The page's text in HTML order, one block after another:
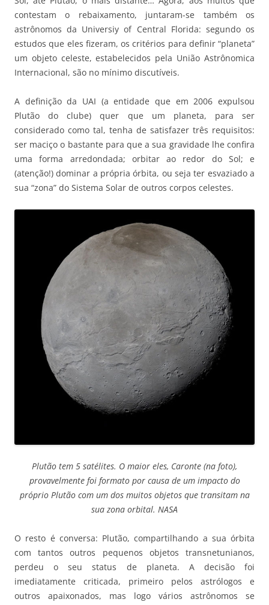
contestam o rebaixamento, juntaram-se também os
astrônomos da Universiy of Central Florida: segundo os
estudos que eles fizeram, os critérios para definir “planeta”
um objeto celeste, estabelecidos pela União Astrônomica
Internacional, são no mínimo discutíveis.
A definição da UAI (a entidade que em 2006 expulsou
Plutão do clube) quer que um planeta, para ser
considerado como tal, tenha de satisfazer três requisitos:
ser maciço o bastante para que a sua gravidade lhe confira
uma forma arredondada; orbitar ao redor do Sol; e
(atenção!) dominar a própria órbita, ou seja ter esvaziado a
sua “zona” do Sistema Solar de outros corpos celestes.
Plutão tem 5 satélites. O maior eles, Caronte (na foto),
provavelmente foi formato por causa de um impacto do
próprio Plutão com um dos muitos objetos que transitam na
sua zona orbital. NASA
O resto é conversa: Plutão, compartilhando a sua órbita
com tantos outros pequenos objetos transnetunianos,
perdeu o seu status de planeta. A decisão foi
imediatamente criticada, primeiro pelos astrólogos e
outros apaixonados, mas logo vários astrônomos se